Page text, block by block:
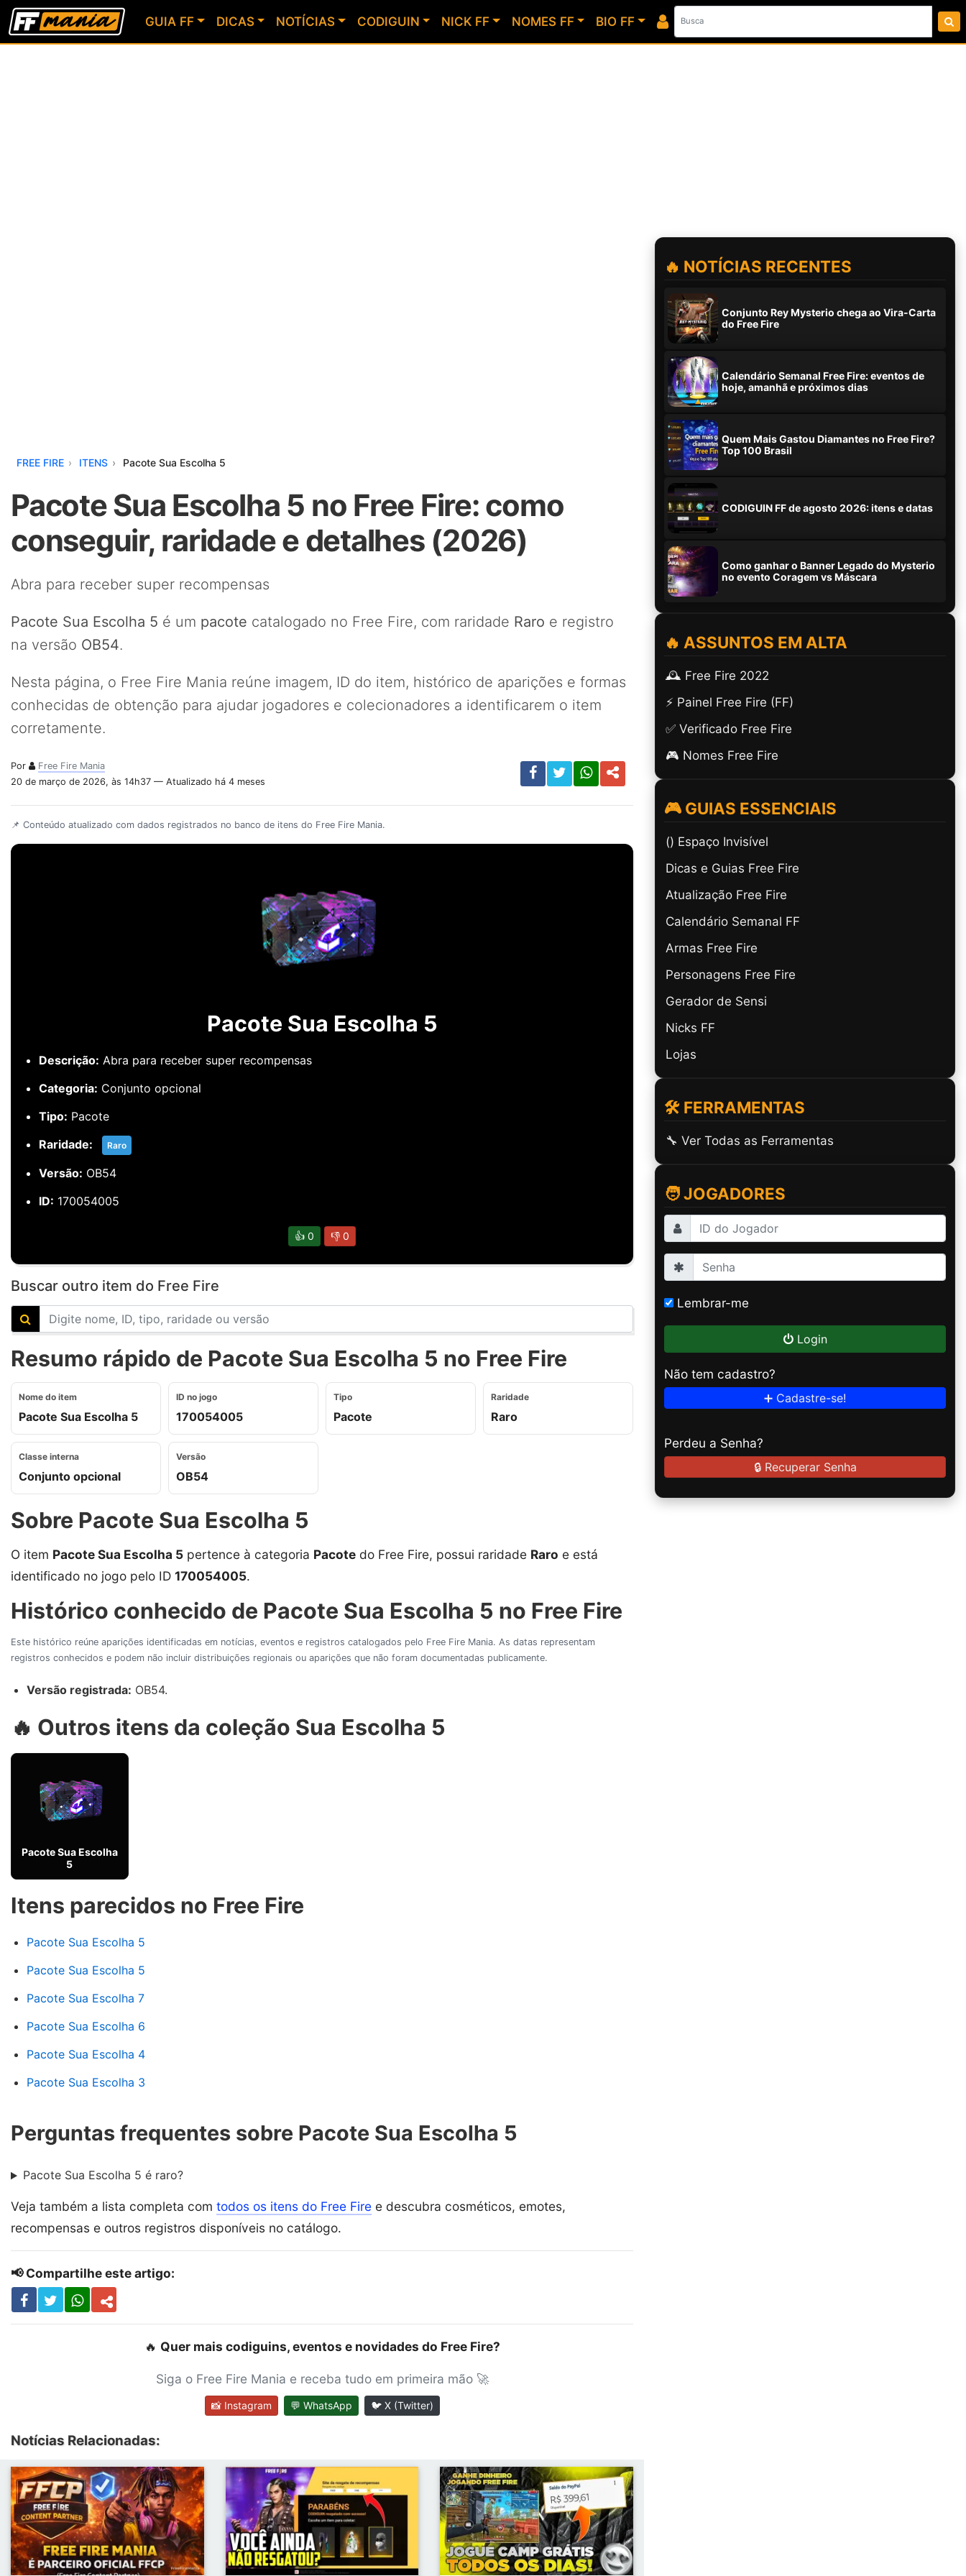
GUIA FF DICAS NOTÍCIAS CODIGUIN NICK FF NOMES FF BIO FF
FREE FIRE ITENS Pacote Sua Escolha 5
Pacote Sua Escolha 5 no Free Fire: como
conseguir, raridade e detalhes (2026)
Abra para receber super recompensas
Pacote Sua Escolha 5 é um pacote catalogado no Free Fire, com raridade Raro e registro
na versão OB54.
Nesta página, o Free Fire Mania reúne imagem, ID do item, histórico de aparições e formas
conhecidas de obtenção para ajudar jogadores e colecionadores a identificarem o item
corretamente.
Por
Free Fire Mania
20 de março de 2026, às 14h37 — Atualizado há 4 meses
📌 Conteúdo atualizado com dados registrados no banco de itens do Free Fire Mania.
Pacote Sua Escolha 5
Descrição: Abra para receber super recompensas
Categoria: Conjunto opcional
Tipo: Pacote
Raridade:
Raro
Versão: OB54
ID: 170054005
👍 0 👎 0
Buscar outro item do Free Fire
Resumo rápido de Pacote Sua Escolha 5 no Free Fire
Nome do item
Pacote Sua Escolha 5
ID no jogo
170054005
Tipo
Pacote
Raridade
Raro
Classe interna
Conjunto opcional
Versão
OB54
Sobre Pacote Sua Escolha 5
O item Pacote Sua Escolha 5 pertence à categoria Pacote do Free Fire, possui raridade Raro e está
identificado no jogo pelo ID 170054005.
Histórico conhecido de Pacote Sua Escolha 5 no Free Fire
Este histórico reúne aparições identificadas em notícias, eventos e registros catalogados pelo Free Fire Mania. As datas representam
registros conhecidos e podem não incluir distribuições regionais ou aparições que não foram documentadas publicamente.
Versão registrada: OB54.
🔥 Outros itens da coleção Sua Escolha 5
Pacote Sua Escolha
5
Itens parecidos no Free Fire
Pacote Sua Escolha 5
Pacote Sua Escolha 5
Pacote Sua Escolha 7
Pacote Sua Escolha 6
Pacote Sua Escolha 4
Pacote Sua Escolha 3
Perguntas frequentes sobre Pacote Sua Escolha 5
Pacote Sua Escolha 5 é raro?
Veja também a lista completa com todos os itens do Free Fire e descubra cosméticos, emotes,
recompensas e outros registros disponíveis no catálogo.
📢 Compartilhe este artigo:
🔥 Quer mais codiguins, eventos e novidades do Free Fire?
Siga o Free Fire Mania e receba tudo em primeira mão 🚀
📸 Instagram 💬 WhatsApp 🐦 X (Twitter)
Notícias Relacionadas:
🔥 NOTÍCIAS RECENTES
Conjunto Rey Mysterio chega ao Vira-Carta
do Free Fire
Calendário Semanal Free Fire: eventos de
hoje, amanhã e próximos dias
Quem Mais Gastou Diamantes no Free Fire?
Top 100 Brasil
CODIGUIN FF de agosto 2026: itens e datas
Como ganhar o Banner Legado do Mysterio
no evento Coragem vs Máscara
🔥 ASSUNTOS EM ALTA
🕰️ Free Fire 2022
⚡ Painel Free Fire (FF)
✅ Verificado Free Fire
🎮 Nomes Free Fire
🎮 GUIAS ESSENCIAIS
(ㅤ) Espaço Invisível
Dicas e Guias Free Fire
Atualização Free Fire
Calendário Semanal FF
Armas Free Fire
Personagens Free Fire
Gerador de Sensi
Nicks FF
Lojas
🛠️ FERRAMENTAS
🔧 Ver Todas as Ferramentas
🧑 JOGADORES
Lembrar-me
Login
Não tem cadastro?
➕ Cadastre-se!
Perdeu a Senha?
🔒 Recuperar Senha